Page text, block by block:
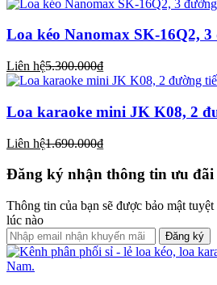
Loa kéo Nanomax SK-16Q2,
Liên hệ5.300.000₫
Loa karaoke mini JK K08, 2
Liên hệ1.690.000₫
Đăng ký nhận thông tin ưu đãi
Thông tin của bạn sẽ được bảo mật
lúc nào
Đăng ký